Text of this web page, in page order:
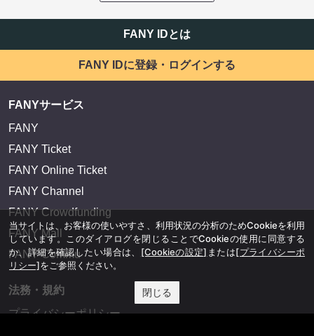
FANY IDとは
FANY IDに登録・ログインする
FANYサービス
FANY
FANY Ticket
FANY Online Ticket
FANY Channel
FANY Crowdfunding
FANY Mall
FANY Commu
法務・規約
プライバシーポリシー
当サイトは、お客様の使いやすさ、利用状況の分析のためCookieを利用
しています。このダイアログを閉じることでCookieの使用に同意する
か、詳細を確認したい場合は、 [Cookieの設定] または[プライバシーポ
リシー]をご参照ください。
閉じる